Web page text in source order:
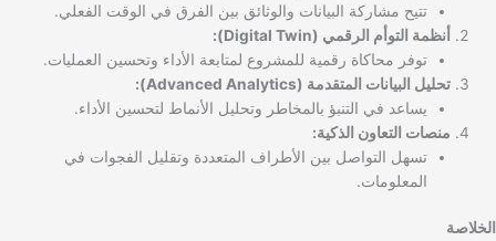
تتيح مشاركة البيانات والوثائق بين الفرق في الوقت الفعلي.
أنظمة التوأم الرقمي (Digital Twin):
توفر محاكاة رقمية للمشروع لمتابعة الأداء وتحسين العمليات.
تحليل البيانات المتقدمة (Advanced Analytics):
يساعد في التنبؤ بالمخاطر وتحليل الأنماط لتحسين الأداء.
منصات التعاون الذكية:
تسهل التواصل بين الأطراف المتعددة وتقليل الفجوات في
المعلومات.
الخلاصة